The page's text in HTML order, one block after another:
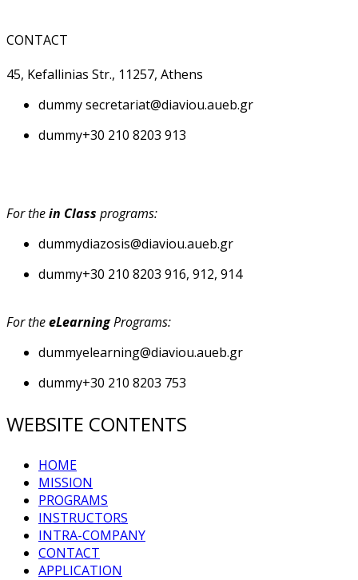
CONTACT
45, Kefallinias Str., 11257, Athens
dummysecretariat@diaviou.aueb.gr
dummy+30 210 8203 913
For thein Class programs:
dummydiazosis@diaviou.aueb.gr
dummy+30 210 8203 916, 912, 914
For theeLearningPrograms:
dummyelearning@diaviou.aueb.gr
dummy+30 210 8203 753
WEBSITE CONTENTS
HOME
MISSION
PROGRAMS
INSTRUCTORS
INTRA-COMPANY
CONTACT
APPLICATION